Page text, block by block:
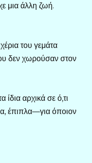
μια άλλη ζωή.
του γεμάτα
δεν χωρούσαν στον
αρχικά σε ό,τι
έπιπλα—για όποιον